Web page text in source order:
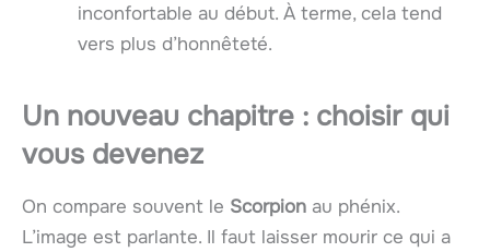
inconfortable au début. À terme, cela tend
vers plus d’honnêteté.
Un nouveau chapitre : choisir qui
vous devenez
On compare souvent le Scorpion au phénix.
L’image est parlante. Il faut laisser mourir ce qui a